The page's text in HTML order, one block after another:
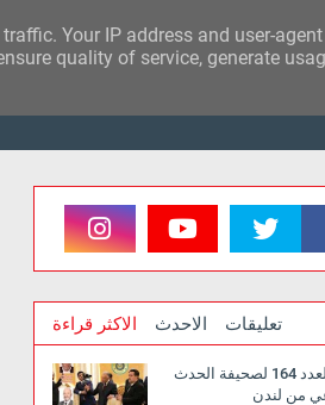
الاكثر قراءة الاحدث تعليقات
صدور العدد 164 لصحيفة الحدث
من لندن
Your IP address and user-agent
quality of service, generate